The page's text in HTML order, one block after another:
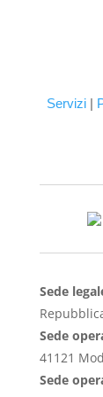
Servizi |
Sede
Sede
41121
Sede